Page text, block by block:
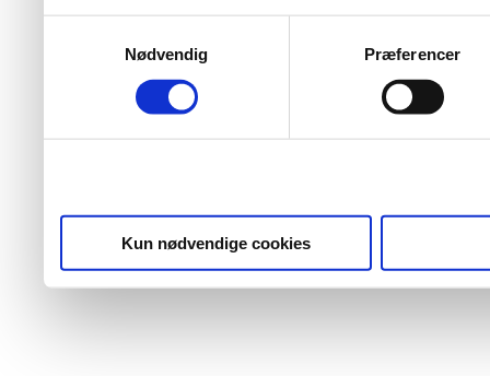
Nødvendig
Præferencer
Kun nødvendige cookies